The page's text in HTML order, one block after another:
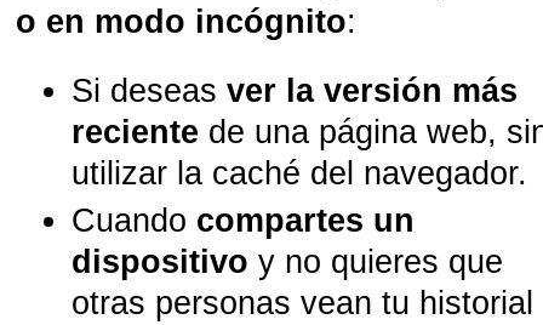
o en modo incógnito:
Si deseasver la versión más
reciente de una página web,
utilizar la caché del navegador.
Cuando compartes un
dispositivo y no quieres que
otras personas vean tu historial